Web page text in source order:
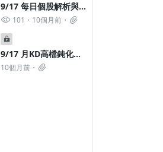
9/17 每日個股解析與籌
碼教學
101 10個月前
9/17 月KD高檔鈍化股
(老同學方案)
10個月前